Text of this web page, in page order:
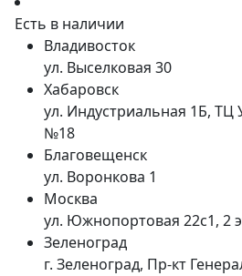
Есть в наличии
Владивосток
ул. Выселковая 30
Хабаровск
ул. Индустриальная 1Б, ТЦ
№18
Благовещенск
ул. Воронкова 1
Москва
ул. Южнопортовая 22с1, 2
Зеленоград
г. Зеленоград, Пр-кт